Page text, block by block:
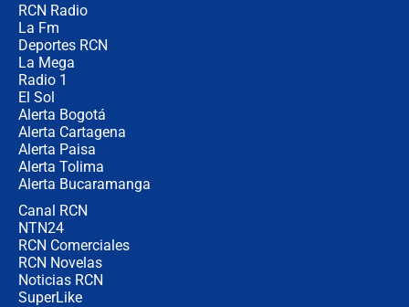
RCN Radio
La Fm
Deportes RCN
La Mega
Radio 1
El Sol
Alerta Bogotá
Alerta Cartagena
Alerta Paisa
Alerta Tolima
Alerta Bucaramanga
Canal RCN
NTN24
RCN Comerciales
RCN Novelas
Noticias RCN
SuperLike